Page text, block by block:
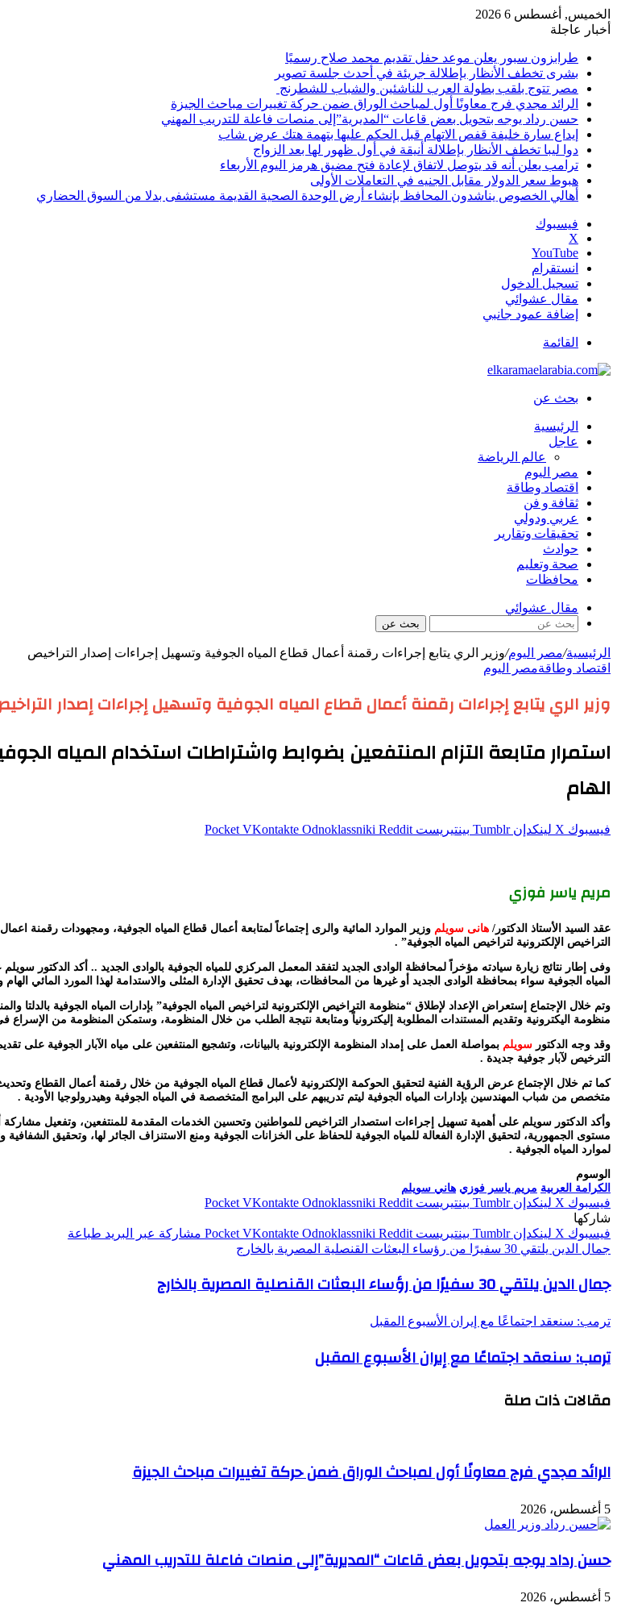
الخميس, أغسطس 6 2026
أخبار عاجلة
طرابزون سبور يعلن موعد حفل تقديم محمد صلاح رسميًا
بشرى تخطف الأنظار بإطلالة جريئة في أحدث جلسة تصوير
مصر تتوج بلقب بطولة العرب للناشئين والشباب للشطرنج
الرائد مجدي فرج معاونًا أول لمباحث الوراق ضمن حركة تغييرات مباحث الجيزة
حسن رداد يوجه بتحويل بعض قاعات “المديرية”إلى منصات فاعلة للتدريب المهني
إيداع سارة خليفة قفص الاتهام قبل الحكم عليها بتهمة هتك عرض شاب
دوا ليبا تخطف الأنظار بإطلالة أنيقة في أول ظهور لها بعد الزواج
ترامب يعلن أنه قد يتوصل لاتفاق لإعادة فتح مضيق هرمز اليوم الأربعاء
هبوط سعر الدولار مقابل الجنيه في التعاملات الأولى
أهالي الخصوص يناشدون المحافظ بإنشاء أرض الوحدة الصحية القديمة مستشفى بدلا من السوق الحضاري
فيسبوك
‫X
‫YouTube
انستقرام
تسجيل الدخول
مقال عشوائي
إضافة عمود جانبي
القائمة
بحث عن
الرئيسية
عاجل
عالم الرياضة
مصر اليوم
اقتصاد وطاقة
ثقافة و فن
عربي ودولي
تحقيقات وتقارير
حوادث
صحة وتعليم
محافظات
مقال عشوائي
بحث عن
الرئيسية/مصر اليوم/وزير الري يتابع إجراءات رقمنة أعمال قطاع المياه الجوفية وتسهيل إجراءات إصدار التراخيص
اقتصاد وطاقةمصر اليوم
وزير الري يتابع إجراءات رقمنة أعمال قطاع المياه الجوفية وتسهيل إجراءات إصدار
استمرار متابعة التزام المنتفعين بضوابط واشتراطات استخدام المياه
الهام
فيسبوك ‫X لينكدإن بينتيريست Odnoklassniki
‫Pocket
مريم ياسر فوزي
عقد السيد الأستاذ الدكتور/ هانى سويلم وزير الموارد المائية والرى إجتماعاً لمتابعة أعمال قطاع المياه الجوفية، ومجهودات رقمنة
التراخيص الإلكترونية لتراخيص المياه الجوفية” .
وفى إطار نتائج زيارة سيادته مؤخراً لمحافظة الوادى الجديد لتفقد المعمل المركزي للمياه الجوفية بالوادى الجديد .. أكد الدكتور
المياه الجوفية سواء بمحافظة الوادى الجديد أو غيرها من المحافظات، بهدف تحقيق الإدارة المثلى والاستدامة لهذا المورد المائي
وتم خلال الإجتماع إستعراض الإعداد لإطلاق “منظومة التراخيص الإلكترونية لتراخيص المياه الجوفية” بإدارات المياه الجوفية
منظومة اليكترونية وتقديم المستندات المطلوبة إليكترونياً ومتابعة نتيجة الطلب من خلال المنظومة، وستمكن المنظومة من
وقد وجه الدكتور سويلم بمواصلة العمل على إمداد المنظومة الإلكترونية بالبيانات، وتشجيع المنتفعين على مياه الآبار الجوفية على
الترخيص لآبار جوفية جديدة .
كما تم خلال الإجتماع عرض الرؤية الفنية لتحقيق الحوكمة الإلكترونية لأعمال قطاع المياه الجوفية من خلال رقمنة أعمال القطاع
متخصص من شباب المهندسين بإدارات المياه الجوفية ليتم تدريبهم على البرامج المتخصصة في المياه الجوفية وهيدرولوجيا الأودية .
وأكد الدكتور سويلم على أهمية تسهيل إجراءات استصدار التراخيص للمواطنين وتحسين الخدمات المقدمة للمنتفعين، وتفعيل مشاركة
مستوى الجمهورية، لتحقيق الإدارة الفعالة للمياه الجوفية للحفاظ على الخزانات الجوفية ومنع الاستنزاف الجائر لها، وتحقيق
لموارد المياه الجوفية .
الوسوم
الكرامة العربية مريم ياسر فوزي هاني سويلم
فيسبوك ‫X لينكدإن بينتيريست Odnoklassniki
‫Pocket
شاركها
فيسبوك ‫X لينكدإن بينتيريست Odnoklassniki
‫Pocket مشاركة عبر البريد طباعة
جمال الدين يلتقي 30 سفيرًا من رؤساء البعثات القنصلية المصرية بالخارج
جمال الدين يلتقي 30 سفيرًا من رؤساء البعثات القنصلية المصرية بالخارج
ترمب: سنعقد اجتماعًا مع إيران الأسبوع المقبل
ترمب: سنعقد اجتماعًا مع إيران الأسبوع المقبل
مقالات ذات صلة
الرائد مجدي فرج معاونًا أول لمباحث الوراق ضمن حركة تغييرات مباحث الجيزة
5 أغسطس، 2026
حسن رداد يوجه بتحويل بعض قاعات “المديرية”إلى منصات فاعلة للتدريب المهني
5 أغسطس، 2026